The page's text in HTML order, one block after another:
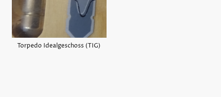
Torpedo Idealgeschoss (TIG)